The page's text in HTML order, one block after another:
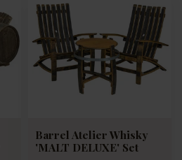
Barrel Atelier Whisky
'MALT DELUXE' Set